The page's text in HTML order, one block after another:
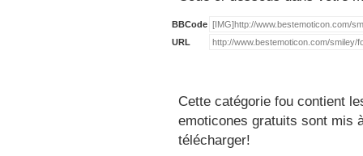
BBCode
URL
Cette catégorie fou contient
emoticones gratuits sont mis
télécharger!